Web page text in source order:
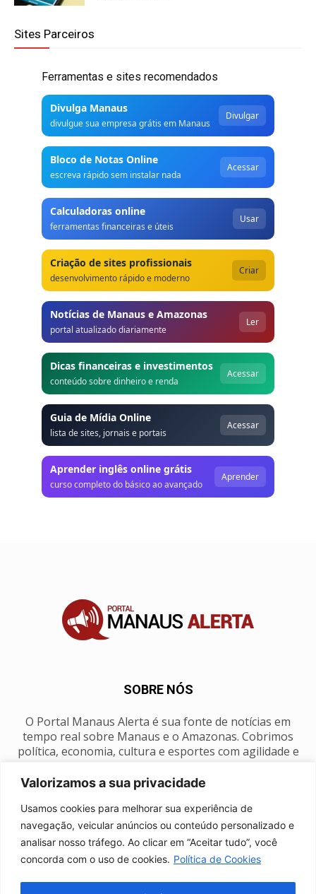
Valorizamos a sua privacidade
Usamos cookies para melhorar sua experiência de
navegação, veicular anúncios ou conteúdo personalizado e
analisar nosso tráfego. Ao clicar em “Aceitar tudo”, você
concorda com o uso de cookies. Política de Cookies
Sites Parceiros
Ferramentas e sites recomendados
Divulga Manaus
divulgue sua empresa grátis em Manaus
Divulgar
Bloco de Notas Online
escreva rápido sem instalar nada
Acessar
Calculadoras online
ferramentas financeiras e úteis
Usar
Criação de sites profissionais
desenvolvimento rápido e moderno
Criar
Notícias de Manaus e Amazonas
portal atualizado diariamente
Ler
Dicas financeiras e investimentos
conteúdo sobre dinheiro e renda
Acessar
Guia de Mídia Online
lista de sites, jornais e portais
Acessar
Aprender inglês online grátis
curso completo do básico ao avançado
Aprender
SOBRE NÓS
O Portal Manaus Alerta é sua fonte de notícias em
tempo real sobre Manaus e o Amazonas. Cobrimos
política, economia, cultura e esportes com agilidade e
manausalerta@gmail.com
SIGA-NOS